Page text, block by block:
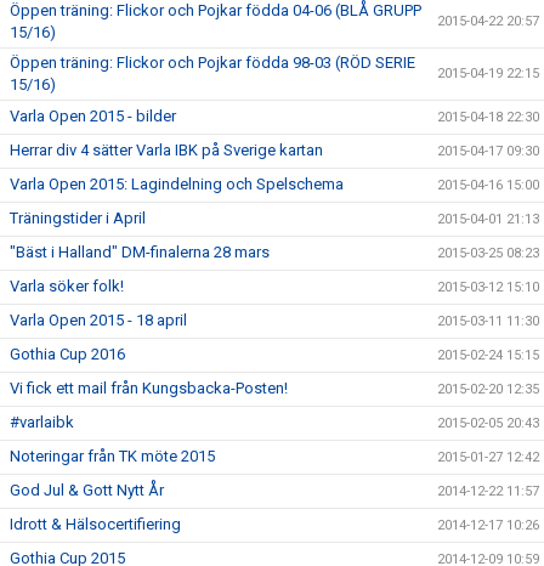
Öppen träning: Flickor och Pojkar födda 04-06 (BLÅ GRUPP
15/16)
2015-04-22 20:57
Öppen träning: Flickor och Pojkar födda 98-03 (RÖD SERIE
15/16)
2015-04-19 22:15
Varla Open 2015 - bilder 2015-04-18 22:30
Herrar div 4 sätter Varla IBK på Sverige kartan 2015-04-17 09:30
Varla Open 2015: Lagindelning och Spelschema 2015-04-16 15:00
Träningstider i April 2015-04-01 21:13
"Bäst i Halland" DM-finalerna 28 mars 2015-03-25 08:23
Varla söker folk! 2015-03-12 15:10
Varla Open 2015 - 18 april 2015-03-11 11:30
Gothia Cup 2016 2015-02-24 15:15
Vi fick ett mail från Kungsbacka-Posten! 2015-02-20 12:35
#varlaibk 2015-02-05 20:43
Noteringar från TK möte 2015 2015-01-27 12:42
God Jul & Gott Nytt År 2014-12-22 11:57
Idrott & Hälsocertifiering 2014-12-17 10:26
Gothia Cup 2015 2014-12-09 10:59